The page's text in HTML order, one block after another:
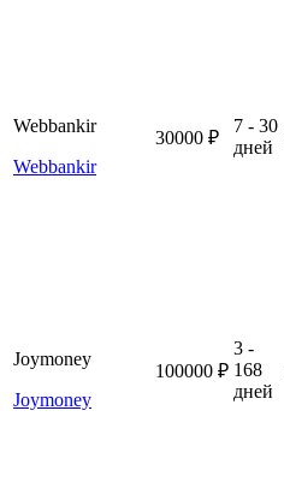
Webbankir
Webbankir
30000 ₽
7 - 30
дней
Joymoney
Joymoney
100000 ₽
3 -
168
дней